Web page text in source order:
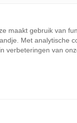
maakt gebruik van
Met analytische
verbeteringen van